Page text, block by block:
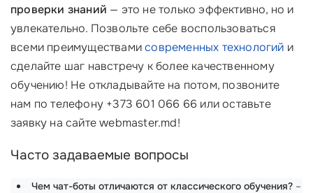
проверки знаний — это не только эффективно, но и
увлекательно. Позвольте себе воспользоваться
всеми преимуществамисовременных технологий и
сделайте шаг навстречу к более качественному
обучению! Не откладывайте на потом, позвоните
нам по телефону +373 601 066 66 или оставьте
заявку на сайте webmaster.md!
Часто задаваемые вопросы
Чем чат-боты отличаются от классического обучения? –